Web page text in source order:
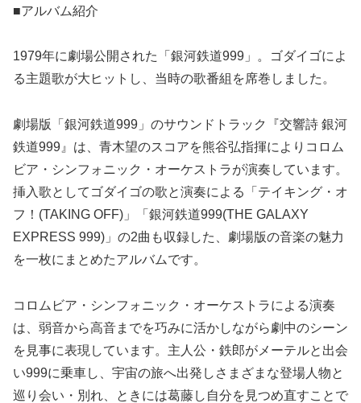
■アルバム紹介
1979年に劇場公開された「銀河鉄道999」。ゴダイゴによ
る主題歌が大ヒットし、当時の歌番組を席巻しました。
劇場版「銀河鉄道999」のサウンドトラック『交響詩 銀河
鉄道999』は、青木望のスコアを熊谷弘指揮によりコロム
ビア・シンフォニック・オーケストラが演奏しています。
挿入歌としてゴダイゴの歌と演奏による「テイキング・オ
フ！(TAKING OFF)」「銀河鉄道999(THE GALAXY
EXPRESS 999)」の2曲も収録した、劇場版の音楽の魅力
を一枚にまとめたアルバムです。
コロムビア・シンフォニック・オーケストラによる演奏
は、弱音から高音までを巧みに活かしながら劇中のシーン
を見事に表現しています。主人公・鉄郎がメーテルと出会
い999に乗車し、宇宙の旅へ出発しさまざまな登場人物と
巡り会い・別れ、ときには葛藤し自分を見つめ直すことで